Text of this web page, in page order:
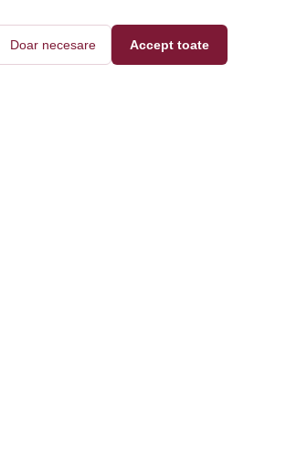
Doar necesare Accept toate